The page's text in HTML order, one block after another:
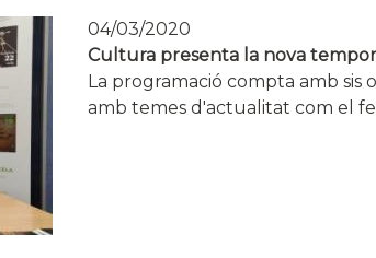
04/03/2020
Cultura presenta la nova
La programació compta amb
amb temes d'actualitat com el